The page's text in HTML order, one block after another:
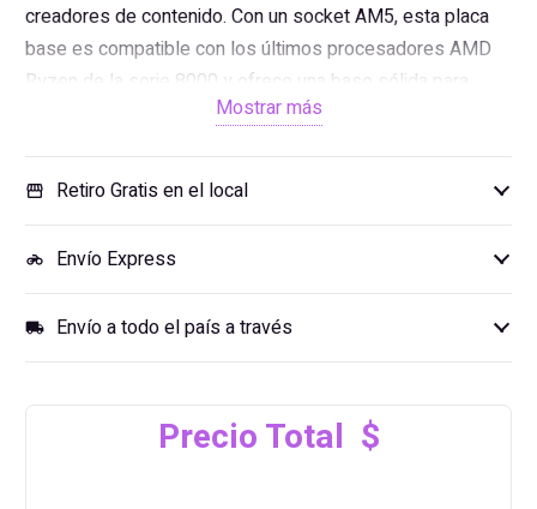
creadores de contenido. Con un socket AM5, esta placa
base es compatible con los últimos procesadores AMD
Ryzen de la serie 8000 y ofrece una base sólida para
construir un sistema potente y eficiente.
Mostrar más
storefront Retiro Gratis en el local
motorcycle Envío Express
local_shipping Envío a todo el país a través
Precio Total $